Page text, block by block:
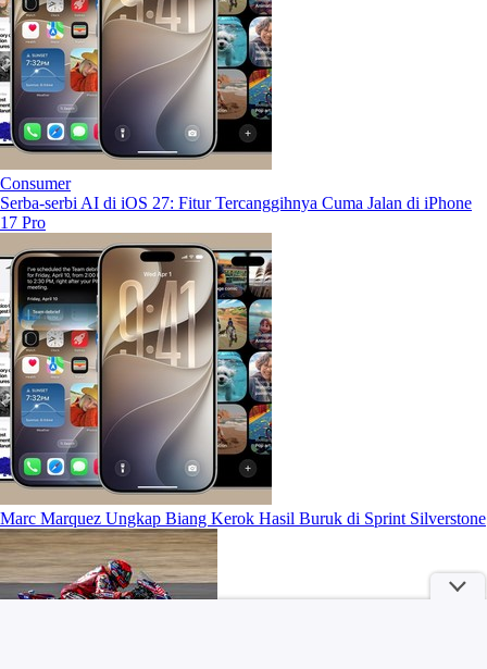
Consumer
Serba-serbi AI di iOS 27: Fitur Tercanggihnya Cuma Jalan di iPhone
17 Pro
Marc Marquez Ungkap Biang Kerok Hasil Buruk di Sprint Silverstone